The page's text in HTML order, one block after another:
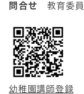
問合せ 教育委
幼稚園講師登録